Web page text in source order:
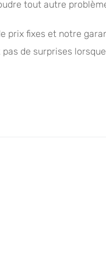
tout autre
prix fixes et notre
pas de surprises